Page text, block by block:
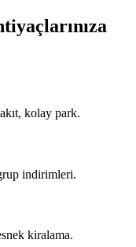
kolay park.
indirimleri.
kiralama.